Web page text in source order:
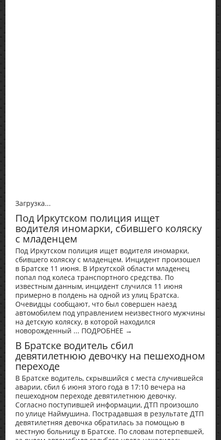
Загрузка...
Под Иркутском полиция ищет
водителя иномарки, сбившего коляску
с младенцем
Под Иркутском полиция ищет водителя иномарки,
сбившего коляску с младенцем. Инцидент произошел
в Братске 11 июня. В Иркутской области младенец
попал под колеса транспортного средства. По
известным данным, инцидент случился 11 июня
примерно в полдень на одной из улиц Братска.
Очевидцы сообщают, что был совершен наезд
автомобилем под управлением неизвестного мужчины
на детскую коляску, в которой находился
новорожденный ... ПОДРОБНЕЕ →
В Братске водитель сбил
девятилетнюю девочку на пешеходном
переходе
В Братске водитель, скрывшийся с места случившейся
аварии, сбил 6 июня этого года в 17:10 вечера на
пешеходном переходе девятилетнюю девочку.
Согласно поступившей информации, ДТП произошло
по улице Наймушина. Пострадавшая в результате ДТП
девятилетняя девочка обратилась за помощью в
местную больницу в Братске. По словам потерпевшей,